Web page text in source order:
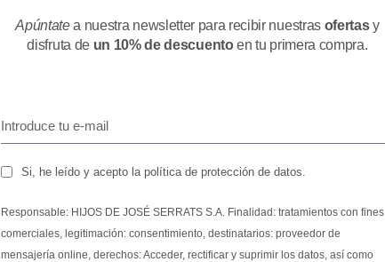
Apúntatea nuestra newsletter para recibir nuestras ofertasy
disfruta de un 10% de descuentoen tu primera compra.
Si, he leído y acepto la política de protección de datos.
Responsable: HIJOS DE JOSÉ SERRATS S.A. Finalidad: tratamientos con fines
comerciales, legitimación: consentimiento, destinatarios: proveedor de
mensajería online, derechos: Acceder, rectificar y suprimir los datos, así como